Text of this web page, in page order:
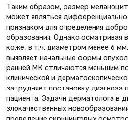
Таким образом, размер
может являться
признаком для определения
образования. Однако осматривая
коже, в т.ч. диаметром менее 6
выявляет начальные формы
ранней МК отличаются меньшим
клинической и
затрудняет постановку диагноза
пациента. Задачи дерматолога в
злокачественных